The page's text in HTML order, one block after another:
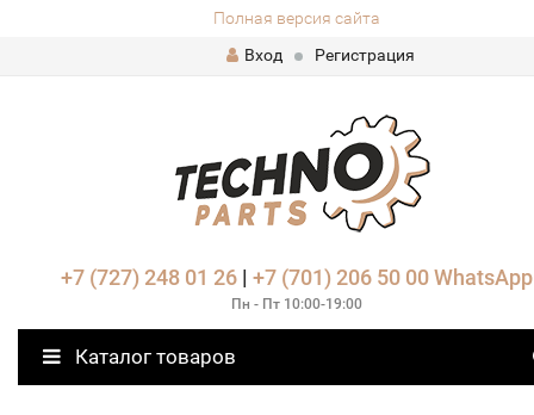
Полная версия сайта
Вход
Регистрация
+7 (727) 248 01 26| +7 (701) 206 50 00 WhatsApp
Пн - Пт 10:00-19:00
Каталог товаров